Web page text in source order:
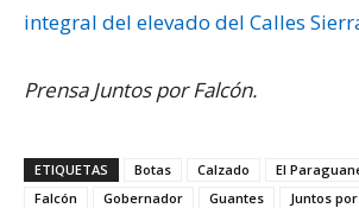
integral del elevado del Calles
Prensa Juntos por Falcón.
ETIQUETAS Botas Calzado El
Falcón
Gobernador Guantes Juntos